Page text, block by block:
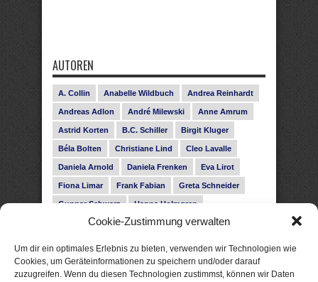
Cookie-Zustimmung verwalten
Um dir ein optimales Erlebnis zu bieten, verwenden wir Technologien wie
Cookies, um Geräteinformationen zu speichern und/oder darauf
zuzugreifen. Wenn du diesen Technologien zustimmst, können wir Daten
AUTOREN
A. Collin Anabelle Wildbuch Andrea Reinhardt
Andreas Adlon André Milewski Anne Amrum
Astrid Korten B.C. Schiller Birgit Kluger
Béla Bolten Christiane Lind Cleo Lavalle
Daniela Arnold Daniela Frenken Eva Lirot
Fiona Limar Frank Fabian Greta Schneider
Gunnar Schwarz Hanna Holmgren
Heike Fröhling Ina Glahe Ivo Pala J. Vellguth
Leonie Haubrich Lilly Labord Livia Pipes
Malin Blunk Marcus Hünnebeck Martin Krist